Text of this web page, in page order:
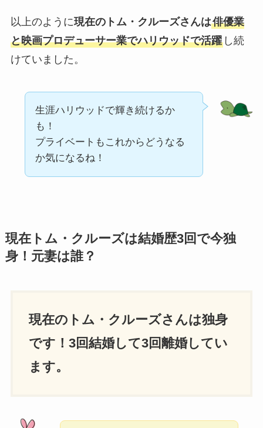
以上のように現在のトム・クルーズさんは俳優業
と映画プロデューサー業でハリウッドで活躍し続
けていました。
生涯ハリウッドで輝き続けるか
も！
プライベートもこれからどうなる
か気になるね！
現在トム・クルーズは結婚歴3回で今独
身！元妻は誰？
現在のトム・クルーズさんは独身
です！3回結婚して3回離婚してい
ます。